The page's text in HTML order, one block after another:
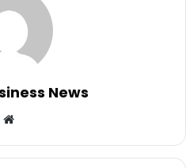
News
Website